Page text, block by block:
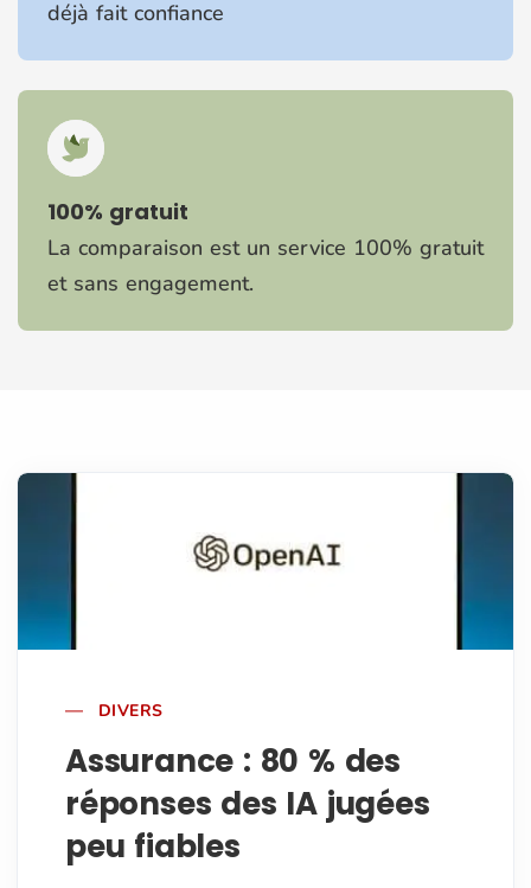
déjà fait confiance
100% gratuit
La comparaison est un service 100% gratuit
et sans engagement.
DIVERS
Assurance : 80 % des
réponses des IA jugées
peu fiables